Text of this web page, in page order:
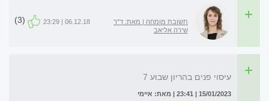
תשובת מומחה | מאת: ד"ר
שירה אליאב
06.12.18 | 23:29
(3)
עיסוי פנים בהריון שבוע 7
15/01/2023 | 23:41 | מאת: איימי